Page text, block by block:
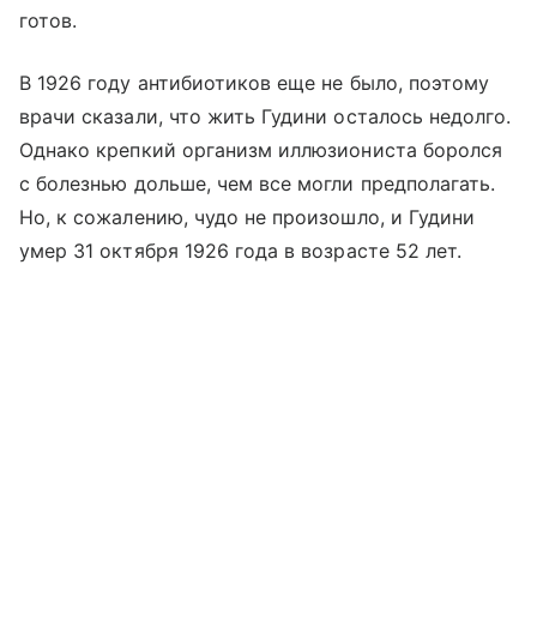
готов.
В 1926 году антибиотиков еще не было, поэтому
врачи сказали, что жить Гудини осталось недолго.
Однако крепкий организм иллюзиониста боролся
с болезнью дольше, чем все могли предполагать.
Но, к сожалению, чудо не произошло, и Гудини
умер 31 октября 1926 года в возрасте 52 лет.